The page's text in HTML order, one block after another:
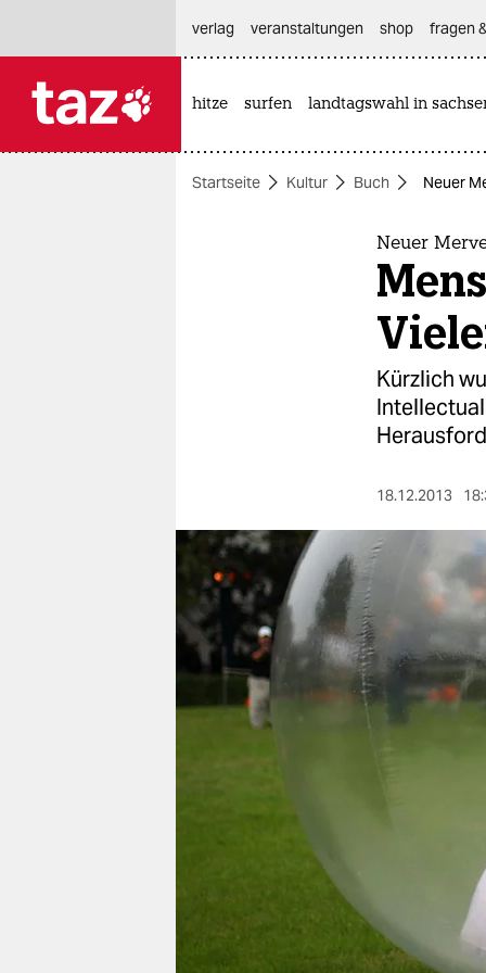
themen
nord
wahrheit
verlag
verlag
veranstaltungen
unterstützen
genossenschaft
verlag
veranstaltungen shop fragen
hitze surfen landtagswahl in
Startseite Kultur Buch Neuer
Neuer
Kürzlich
18.12.2013